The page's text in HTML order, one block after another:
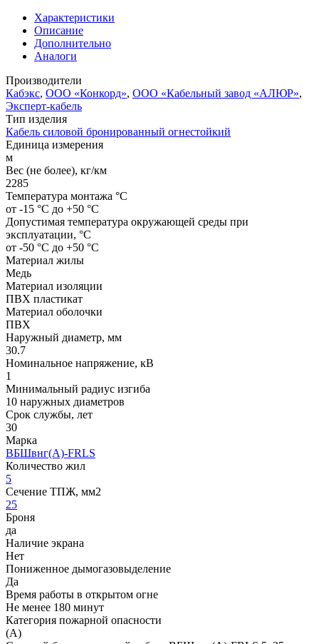
Характеристики
Описание
Дополнительно
Аналоги
Производители
Кабэкс, ООО «Конкорд», ООО «Кабельный завод «АЛЮР»,
Эксперт-кабель
Тип изделия
Кабель силовой бронированный огнестойкий
Единица измерения
м
Вес (не более), кг/км
2285
Температура монтажа °C
от -15 °C до +50 °C
Допустимая температура окружающей среды при
эксплуатации, °C
от -50 °C до +50 °C
Материал жилы
Медь
Материал изоляции
ПВХ пластикат
Материал оболочки
ПВХ
Наружный диаметр, мм
30.7
Номинальное напряжение, кВ
1
Минимальный радиус изгиба
10 наружных диаметров
Срок службы, лет
30
Марка
ВБШвнг(A)-FRLS
Количество жил
5
Сечение ТПЖ, мм2
25
Броня
да
Наличие экрана
Нет
Пониженное дымогазовыделение
Да
Время работы в открытом огне
Не менее 180 минут
Категория пожарной опасности
(A)